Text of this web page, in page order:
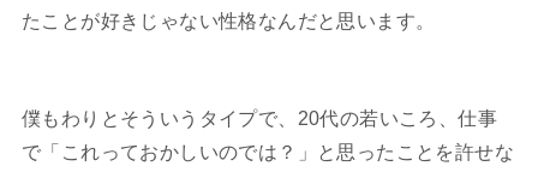
たことが好きじゃない性格なんだと思います。
僕もわりとそういうタイプで、20代の若いころ、仕事
で「これっておかしいのでは？」と思ったことを許せな